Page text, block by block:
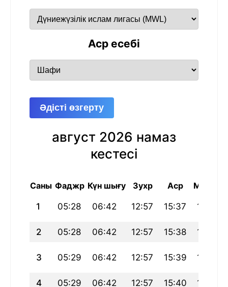
Аср есебі
Әдісті өзгерту
август 2026 намаз
кестесі
Саны Фаджр Күн шығу Зухр Аср Магриб
1 05:28 06:42 12:57 15:37 19:12
2 05:28 06:42 12:57 15:38 19:12
3 05:29 06:42 12:57 15:39 19:11
4 05:29 06:42 12:57 15:40 19:11